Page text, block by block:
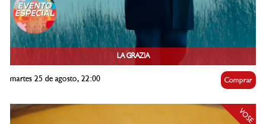
LA GRAZIA
martes 25 de agosto, 22:00 Comprar
VOSE